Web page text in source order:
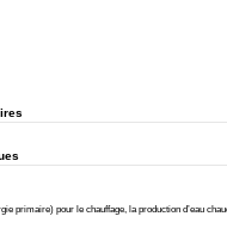
primaire) pour le chauffage, la production d’eau